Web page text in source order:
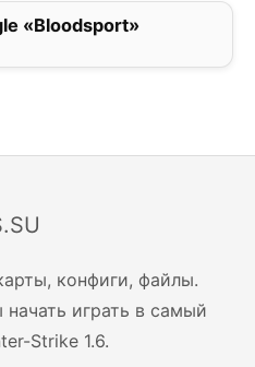
«Bloodsport»
конфиги, файлы.
играть в самый
Strike 1.6.